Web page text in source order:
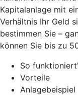
Kapitalanlage mit
Verhältnis Ihr Geld
bestimmen Sie –
können Sie bis zu
So
Vorteile
Anlagebeispiel